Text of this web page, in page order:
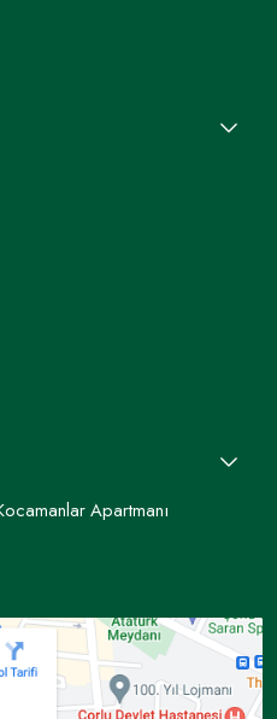
Apartmanı